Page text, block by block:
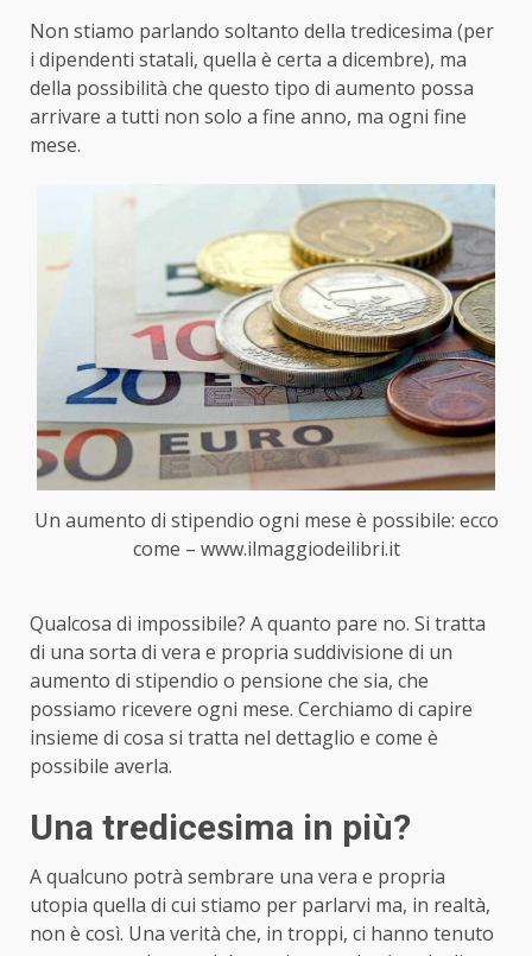
Non stiamo parlando soltanto della tredicesima (per
i dipendenti statali, quella è certa a dicembre), ma
della possibilità che questo tipo di aumento possa
arrivare a tutti non solo a fine anno, ma ogni fine
mese.
Un aumento di stipendio ogni mese è possibile: ecco
come – www.ilmaggiodeilibri.it
Qualcosa di impossibile? A quanto pare no. Si tratta
di una sorta di vera e propria suddivisione di un
aumento di stipendio o pensione che sia, che
possiamo ricevere ogni mese. Cerchiamo di capire
insieme di cosa si tratta nel dettaglio e come è
possibile averla.
Una tredicesima in più?
A qualcuno potrà sembrare una vera e propria
utopia quella di cui stiamo per parlarvi ma, in realtà,
non è così. Una verità che, in troppi, ci hanno tenuto